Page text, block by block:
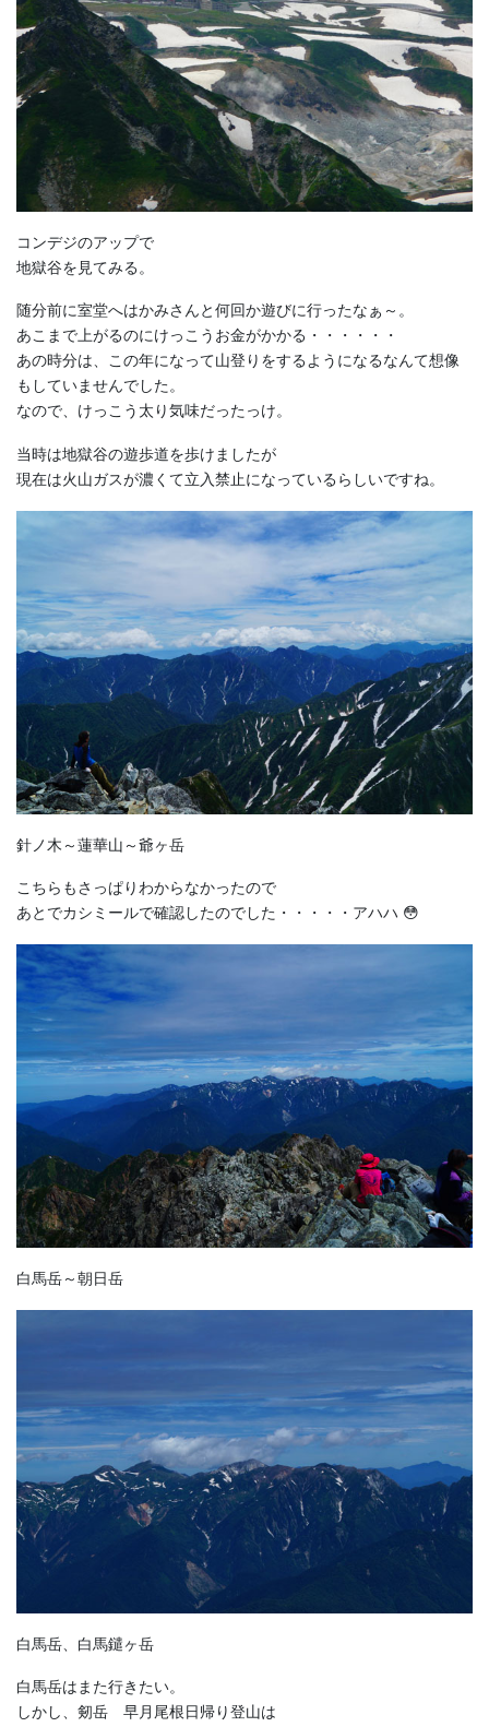
コンデジのアップで
地獄谷を見てみる。
随分前に室堂へはかみさんと何回か遊びに行ったなぁ～。
あこまで上がるのにけっこうお金がかかる・・・・・・
あの時分は、この年になって山登りをするようになるなんて想像
もしていませんでした。
なので、けっこう太り気味だったっけ。
当時は地獄谷の遊歩道を歩けましたが
現在は火山ガスが濃くて立入禁止になっているらしいですね。
針ノ木～蓮華山～爺ヶ岳
こちらもさっぱりわからなかったので
あとでカシミールで確認したのでした・・・・・アハハ 😳
白馬岳～朝日岳
白馬岳、白馬鑓ヶ岳
白馬岳はまた行きたい。
しかし、剱岳 早月尾根日帰り登山は